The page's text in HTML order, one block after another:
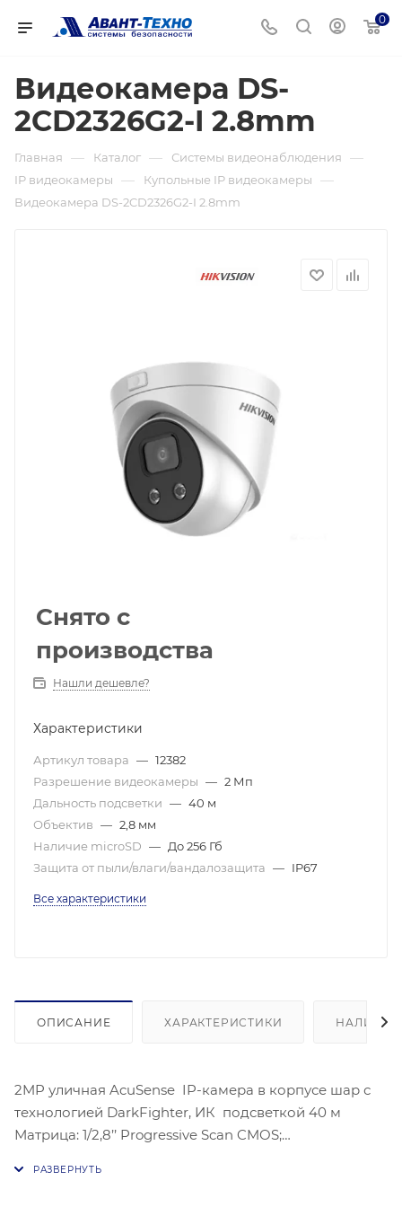
0
Видеокамера DS-
2CD2326G2-I 2.8mm
Главная — Каталог — Системы видеонаблюдения —
IP видеокамеры — Купольные IP видеокамеры —
Видеокамера DS-2CD2326G2-I 2.8mm
Снято с
производства
Нашли дешевле?
Характеристики
Артикул товара — 12382
Разрешение видеокамеры — 2 Мп
Дальность подсветки — 40 м
Объектив — 2,8 мм
Наличие microSD — До 256 Гб
Защита от пыли/влаги/вандалозащита — IP67
Все характеристики
ОПИСАНИЕ ХАРАКТЕРИСТИКИ НАЛИЧИЕ
2MP уличная AcuSense IP-камера в корпусе шар с
технологией DarkFighter, ИК подсветкой 40 м
Матрица: 1/2,8’’ Progressive Scan CMOS;